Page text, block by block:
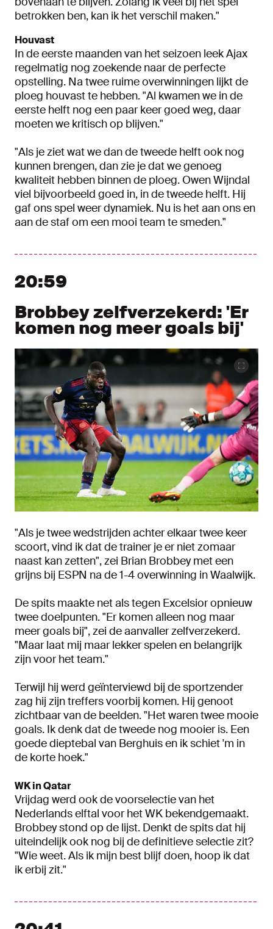
betrokken ben, kan ik het verschil maken."
Houvast
In de eerste maanden van het seizoen leek Ajax
regelmatig nog zoekende naar de perfecte
opstelling. Na twee ruime overwinningen lijkt de
ploeg houvast te hebben. "Al kwamen we in de
eerste helft nog een paar keer goed weg, daar
moeten we kritisch op blijven."
"Als je ziet wat we dan de tweede helft ook nog
kunnen brengen, dan zie je dat we genoeg
kwaliteit hebben binnen de ploeg. Owen Wijndal
viel bijvoorbeeld goed in, in de tweede helft. Hij
gaf ons spel weer dynamiek. Nu is het aan ons en
aan de staf om een mooi team te smeden."
20:59
Brobbey zelfverzekerd: 'Er
komen nog meer goals bij'
"Als je twee wedstrijden achter elkaar twee keer
scoort, vind ik dat de trainer je er niet zomaar
naast kan zetten", zei Brian Brobbey met een
grijns bij ESPN na de 1-4 overwinning in Waalwijk.
De spits maakte net als tegen Excelsior opnieuw
twee doelpunten. "Er komen alleen nog maar
meer goals bij", zei de aanvaller zelfverzekerd.
"Maar laat mij maar lekker spelen en belangrijk
zijn voor het team."
Terwijl hij werd geïnterviewd bij de sportzender
zag hij zijn treffers voorbij komen. Hij genoot
zichtbaar van de beelden. "Het waren twee mooie
goals. Ik denk dat de tweede nog mooier is. Een
goede dieptebal van Berghuis en ik schiet 'm in
de korte hoek."
WK in Qatar
Vrijdag werd ook de voorselectie van het
Nederlands elftal voor het WK bekendgemaakt.
Brobbey stond op de lijst. Denkt de spits dat hij
uiteindelijk ook nog bij de definitieve selectie zit?
"Wie weet. Als ik mijn best blijf doen, hoop ik dat
ik erbij zit."